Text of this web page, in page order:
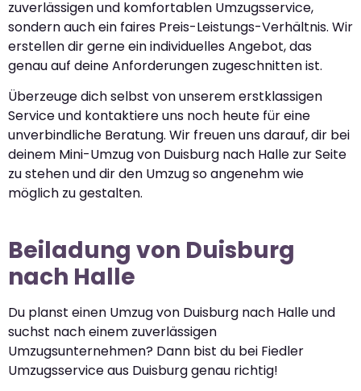
zuverlässigen und komfortablen Umzugsservice,
sondern auch ein faires Preis-Leistungs-Verhältnis. Wir
erstellen dir gerne ein individuelles Angebot, das
genau auf deine Anforderungen zugeschnitten ist.
Überzeuge dich selbst von unserem erstklassigen
Service und kontaktiere uns noch heute für eine
unverbindliche Beratung. Wir freuen uns darauf, dir bei
deinem Mini-Umzug von Duisburg nach Halle zur Seite
zu stehen und dir den Umzug so angenehm wie
möglich zu gestalten.
Beiladung von Duisburg
nach Halle
Du planst einen Umzug von Duisburg nach Halle und
suchst nach einem zuverlässigen
Umzugsunternehmen? Dann bist du bei Fiedler
Umzugsservice aus Duisburg genau richtig!